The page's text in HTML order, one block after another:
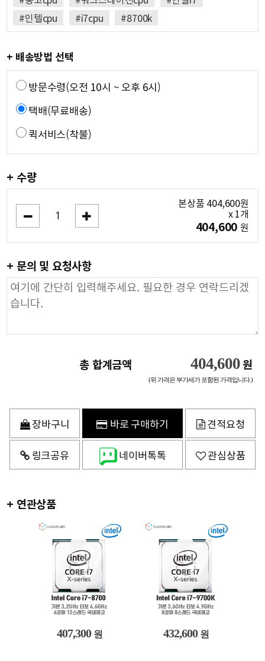
#인텔cpu
#i7cpu #8700k
+ 배송방법 선택
방문수령(오전 10시 ~ 오후 6시)
택배(무료배송)
퀵서비스(착불)
+ 수량
본상품 404,600원
x 1개
404,600 원
+ 문의 및 요청사항
총 합계금액 404,600 원
(위 가격은 부가세가 포함된 가격입니다.)
장바구니 바로 구매하기 견적요청
링크공유 네이버톡톡 관심상품
+ 연관상품
432,600 원 319,400 원